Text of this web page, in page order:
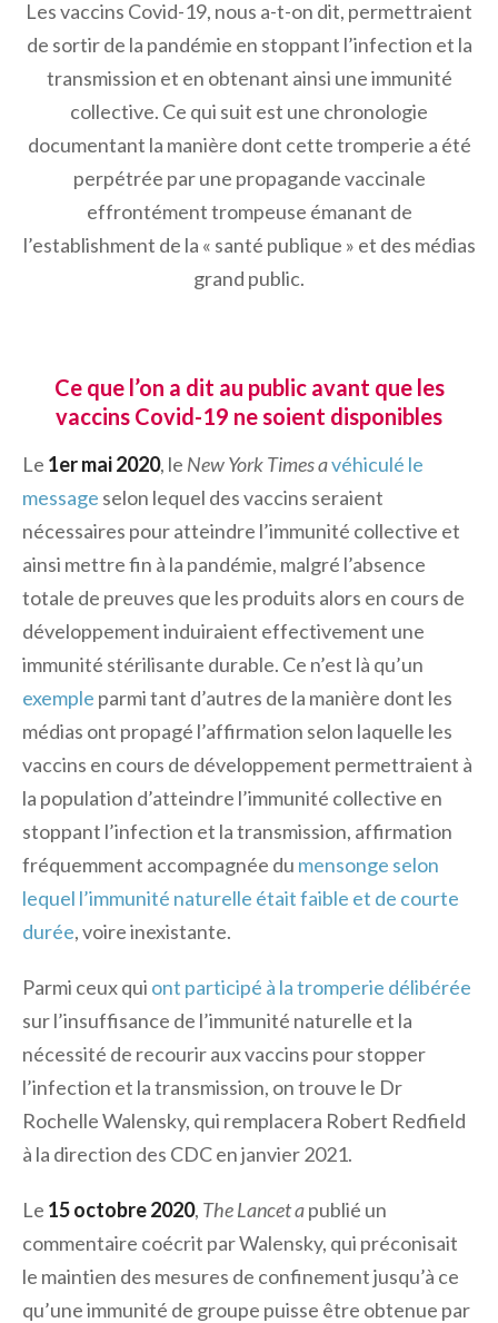
Les vaccins Covid-19, nous a-t-on dit, permettraient
de sortir de la pandémie en stoppant l’infection et la
transmission et en obtenant ainsi une immunité
collective. Ce qui suit est une chronologie
documentant la manière dont cette tromperie a été
perpétrée par une propagande vaccinale
effrontément trompeuse émanant de
l’establishment de la « santé publique » et des médias
grand public.
Ce que l’on a dit au public avant que les
vaccins Covid-19 ne soient disponibles
Le 1er mai 2020, le New York Times avéhiculé le
message selon lequel des vaccins seraient
nécessaires pour atteindre l’immunité collective et
ainsi mettre fin à la pandémie, malgré l’absence
totale de preuves que les produits alors en cours de
développement induiraient effectivement une
immunité stérilisante durable. Ce n’est là qu’un
exemple parmi tant d’autres de la manière dont les
médias ont propagé l’affirmation selon laquelle les
vaccins en cours de développement permettraient à
la population d’atteindre l’immunité collective en
stoppant l’infection et la transmission, affirmation
fréquemment accompagnée du mensonge selon
lequel l’immunité naturelle était faible et de courte
durée, voire inexistante.
Parmi ceux qui ont participé à la tromperie délibérée
sur l’insuffisance de l’immunité naturelle et la
nécessité de recourir aux vaccins pour stopper
l’infection et la transmission, on trouve le Dr
Rochelle Walensky, qui remplacera Robert Redfield
à la direction des CDC en janvier 2021.
Le 15 octobre 2020, The Lancet apublié un
commentaire coécrit par Walensky, qui préconisait
le maintien des mesures de confinement jusqu’à ce
qu’une immunité de groupe puisse être obtenue par